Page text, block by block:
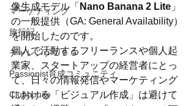
マーケティング
旅行記
チャレンジ１００
Passionist育成コミュニティ
Clubhouse
像生成モデル「 Nano Banana 2 Lite 」
の一般提供（GA: General Availability）
を開始したのです。
個人で活動するフリーランスや個人起
業家、スタートアップの経営者にとっ
て、日々の情報発信やマーケティング
における「ビジュアル作成」は避けて